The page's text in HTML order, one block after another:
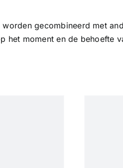
gecombineerd met
het moment en de behoefte